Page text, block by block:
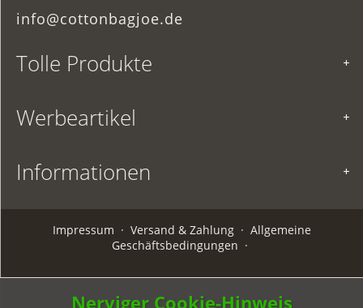
Tolle Produkte
Werbeartikel
Informationen
info@cottonbagjoe.de
Impressum · Versand & Zahlung· Allgemeine
Geschäftsbedingungen ·
Nerviger Cookie-Hinweis